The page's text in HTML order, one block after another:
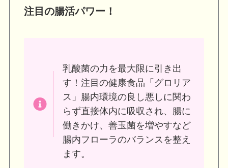
注目の腸活パワー！
乳酸菌の力を最大限に引き出
す！注目の健康食品「グロリア
ス」腸内環境の良し悪しに関わ
らず直接体内に吸収され、腸に
働きかけ、善玉菌を増やすなど
腸内フローラのバランスを整え
ます。